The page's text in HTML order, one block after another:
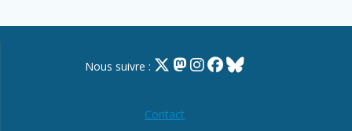
Nous suivre :
Contact